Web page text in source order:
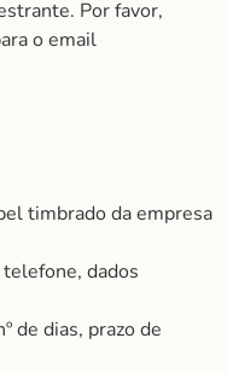
Por favor,
o email
timbrado da empresa
telefone, dados
de dias, prazo de